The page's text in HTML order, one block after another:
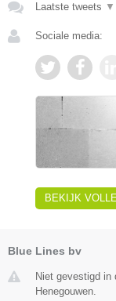
Laatste tweets ▼
Sociale media:
BEKIJK
Blue Lines bv
Niet gevestigd in
Henegouwen.